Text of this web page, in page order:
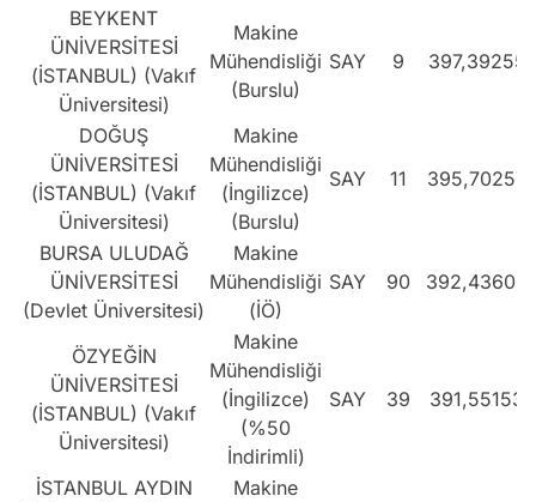
BEYKENT
ÜNİVERSİTESİ
(İSTANBUL) (Vakıf
Üniversitesi)
Makine
Mühendisliği
(Burslu)
SAY 9 397,39255
DOĞUŞ
ÜNİVERSİTESİ
(İSTANBUL) (Vakıf
Üniversitesi)
Makine
Mühendisliği
(İngilizce)
(Burslu)
SAY 11 395,70257
BURSA ULUDAĞ
ÜNİVERSİTESİ
(Devlet Üniversitesi)
Makine
Mühendisliği
(İÖ)
SAY 90 392,43604
ÖZYEĞİN
ÜNİVERSİTESİ
(İSTANBUL) (Vakıf
Üniversitesi)
Makine
Mühendisliği
(İngilizce)
(%50
İndirimli)
SAY 39 391,55153
İSTANBUL AYDIN
Makine